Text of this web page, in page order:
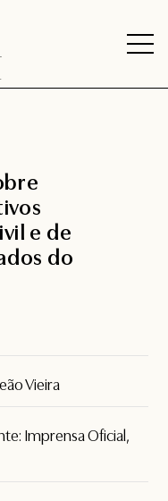
e de
do
Vieira
Imprensa Oficial,